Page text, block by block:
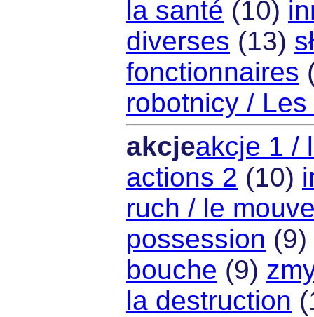
la santé (10)
diverses (13)
fonctionnaires
robotnicy /
akcjeakcje 1 /
actions 2 (10)
ruch / le
possession (9)
bouche (9)
la destruction